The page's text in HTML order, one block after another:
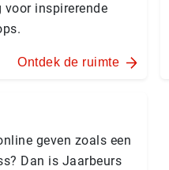
inspirerende
Ontdek de ruimte
geven zoals een
Dan is Jaarbeurs